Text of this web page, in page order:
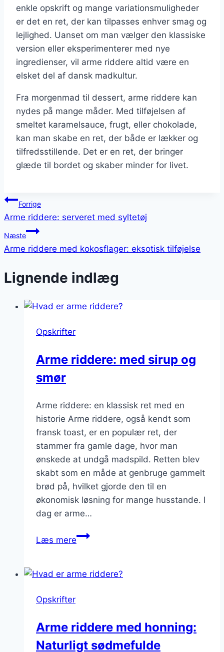
enkle opskrift og mange variationsmuligheder
er det en ret, der kan tilpasses enhver smag og
lejlighed. Uanset om man vælger den klassiske
version eller eksperimenterer med nye
ingredienser, vil arme riddere altid være en
elsket del af dansk madkultur.
Fra morgenmad til dessert, arme riddere kan
nydes på mange måder. Med tilføjelsen af
smeltet karamelsauce, frugt, eller chokolade,
kan man skabe en ret, der både er lækker og
tilfredsstillende. Det er en ret, der bringer
glæde til bordet og skaber minder for livet.
Indlægsnavigation
Forrige
Arme riddere: serveret med syltetøj
Næste
Arme riddere med kokosflager: eksotisk tilføjelse
Lignende indlæg
Opskrifter
Arme riddere: med sirup og
smør
Arme riddere: en klassisk ret med en
historie Arme riddere, også kendt som
fransk toast, er en populær ret, der
stammer fra gamle dage, hvor man
ønskede at undgå madspild. Retten blev
skabt som en måde at genbruge gammelt
brød på, hvilket gjorde den til en
økonomisk løsning for mange husstande. I
dag er arme…
Læs mereArme
sirup
Opskrifter
Arme riddere med honning:
Naturligt sødmefulde